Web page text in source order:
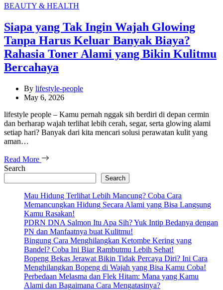
Categories
BEAUTY & HEALTH
Siapa yang Tak Ingin Wajah Glowing
Tanpa Harus Keluar Banyak Biaya?
Rahasia Toner Alami yang Bikin Kulitmu
Bercahaya
By lifestyle-people
May 6, 2026
lifestyle people – Kamu pernah nggak sih berdiri di depan cermin
dan berharap wajah terlihat lebih cerah, segar, serta glowing alami
setiap hari? Banyak dari kita mencari solusi perawatan kulit yang
aman…
Read More
Search
Search
Mau Hidung Terlihat Lebih Mancung? Coba Cara
Memancungkan Hidung Secara Alami yang Bisa Langsung
Kamu Rasakan!
PDRN DNA Salmon Itu Apa Sih? Yuk Intip Bedanya dengan
PN dan Manfaatnya buat Kulitmu!
Bingung Cara Menghilangkan Ketombe Kering yang
Bandel? Coba Ini Biar Rambutmu Lebih Sehat!
Bopeng Bekas Jerawat Bikin Tidak Percaya Diri? Ini Cara
Menghilangkan Bopeng di Wajah yang Bisa Kamu Coba!
Perbedaan Melasma dan Flek Hitam: Mana yang Kamu
Alami dan Bagaimana Cara Mengatasinya?